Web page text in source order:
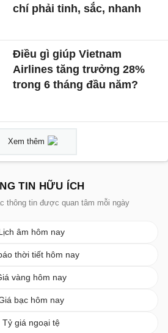
chí phải tinh, sắc, nhanh
Điều gì giúp Vietnam
Airlines tăng trưởng 28%
trong 6 tháng đầu năm?
Xem thêm
TIN HỮU ÍCH
thông tin được quan tâm mỗi ngày
âm hôm nay
thời tiết hôm nay
vàng hôm nay
bạc hôm nay
Tỷ giá ngoại tệ